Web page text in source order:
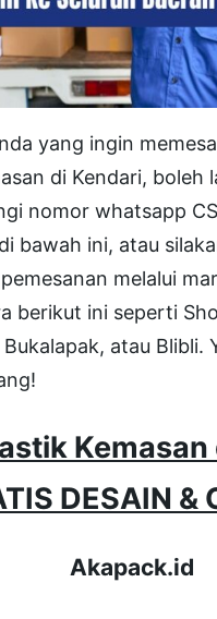
yang ingin
di Kendari, boleh
nomor whatsapp
bawah ini, atau
melalui
berikut ini seperti
atau Blibli.
Kemasan
DESAIN &
Akapack.id